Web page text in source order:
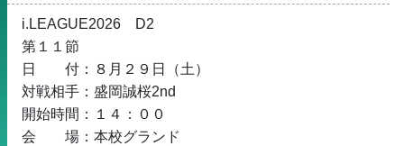
i.LEAGUE2026　D2
第１１節
日　　付：８月２９日（土）
対戦相手：盛岡誠桜2nd
開始時間：１４：００
会　　場：本校グランド